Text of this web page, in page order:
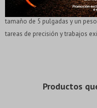
acero templado y endurecido
tamaño de 5 pulgadas y un
tareas de precisión y trabajos
Productos
* sujeto a
puede
* sujeto a
puede